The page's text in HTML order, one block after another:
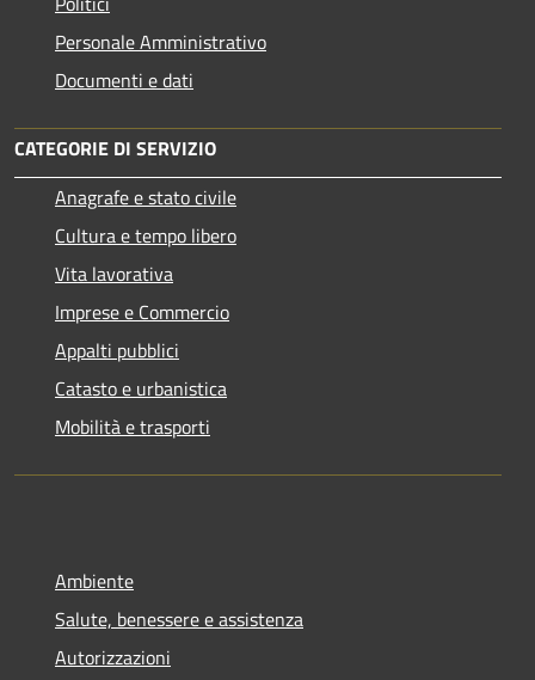
Personale Amministrativo
Documenti e dati
CATEGORIE DI SERVIZIO
Anagrafe e stato civile
Cultura e tempo libero
Vita lavorativa
Imprese e Commercio
Appalti pubblici
Catasto e urbanistica
Mobilità e trasporti
Ambiente
Salute, benessere e assistenza
Autorizzazioni